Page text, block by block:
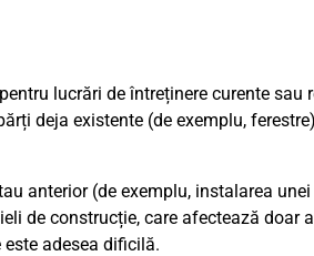
lucrări de întreținere curente sau
deja existente (de exemplu,
anterior (de exemplu, instalarea
de construcție, care afectează doar
adesea dificilă.